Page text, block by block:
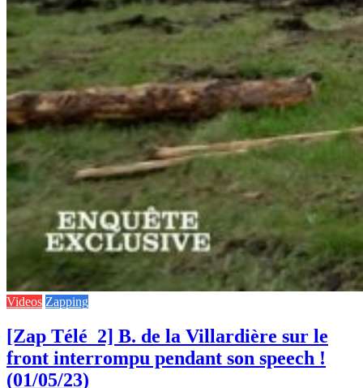
Videos Zapping
[Zap Télé_2] B. de la Villardière sur le
front interrompu pendant son speech !
(01/05/23)